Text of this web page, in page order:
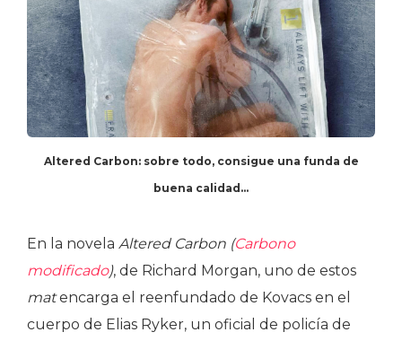
Altered Carbon: sobre todo, consigue una funda de
buena calidad…
En la novela Altered Carbon (Carbono
modificado), de Richard Morgan, uno de estos
matencarga el reenfundado de Kovacs en el
cuerpo de Elias Ryker, un oficial de policía de